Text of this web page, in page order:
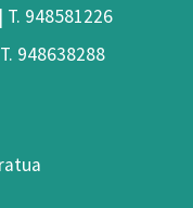
948581226
948638288